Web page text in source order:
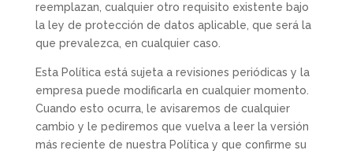
reemplazan, cualquier otro requisito existente bajo
la ley de protección de datos aplicable, que será la
que prevalezca, en cualquier caso.
Esta Política está sujeta a revisiones periódicas y la
empresa puede modificarla en cualquier momento.
Cuando esto ocurra, le avisaremos de cualquier
cambio y le pediremos que vuelva a leer la versión
más reciente de nuestra Política y que confirme su